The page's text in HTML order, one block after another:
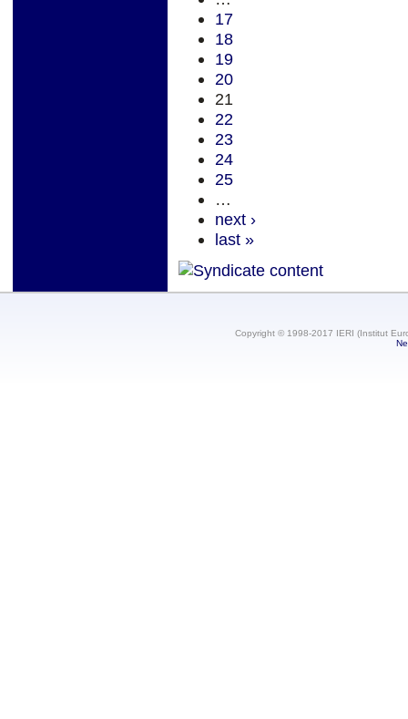
17
18
19
20
21
22
23
24
25
…
next ›
last »
Copyright © 1998-2017 IERI (Institut